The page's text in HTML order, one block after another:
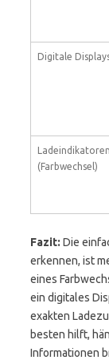
Digitale
Ladeindikatoren
(Farbwechsel)
Fazit: Die
erkennen, ist
eines
ein digitales
exakten
besten hilft,
Informationen